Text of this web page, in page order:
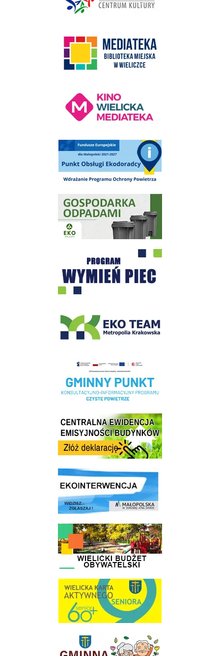
Punkt Obsługi Ekodoradcy Wieliczka
Gospodarka odpadami na terenie Miasta i Gminy Wieliczka
Program "Czyste Powietrze" - Wieliczka
Realizacja Programu Czyste Powietrze w Gminie Wieliczka
Centrala Ewidencja Emisyjności Budynków - złóż deklarację
link do strony ekointerwencja dot.- powietrza
link do strony - Wielicki Budżet Obywatelski
link do strony Wielicka Karta Aktywnego Seniora
link do strony Gminnej Rady Seniorow - Wieliczka